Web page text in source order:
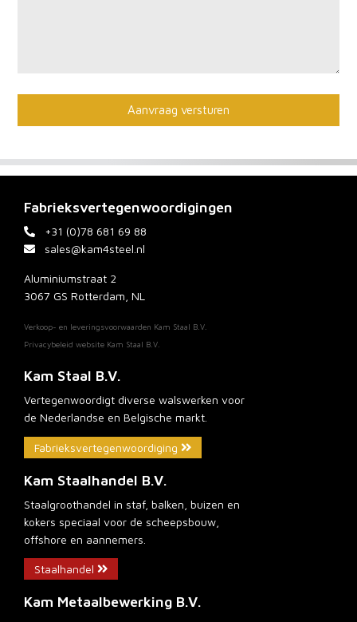
Fabrieksvertegenwoordigingen
+31 (0)78 681 69 88
sales@kam4steel.nl
Aluminiumstraat 2
3067 GS Rotterdam, NL
Verkoop- en leveringsvoorwaarden Kam Staal B.V.
Privacybeleid website Kam Staal B.V.
Kam Staal B.V.
Vertegenwoordigt diverse walswerken voor
de Nederlandse en Belgische markt.
Fabrieksvertegenwoordiging
Kam Staalhandel B.V.
Staalgroothandel in staf, balken, buizen en
kokers speciaal voor de scheepsbouw,
offshore en aannemers.
Staalhandel
Kam Metaalbewerking B.V.